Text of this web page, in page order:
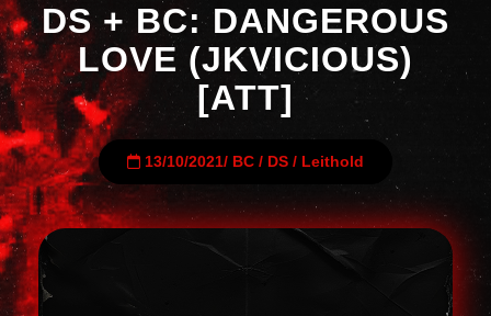
DS + BC: DANGEROUS
LOVE (JKVICIOUS)
[ATT]
13/10/2021/ BC / DS / Leithold